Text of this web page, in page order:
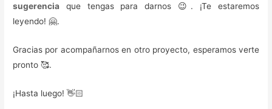
sugerencia que tengas para darnos 😉. ¡Te estaremos
leyendo! 🤗.
Gracias por acompañarnos en otro proyecto, esperamos verte
pronto 🥰️.
¡Hasta luego! 👋🏻